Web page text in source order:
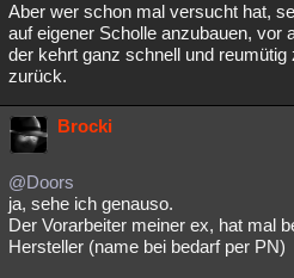
Aber wer schon mal versucht hat,
auf eigener Scholle anzubauen, vor
der kehrt ganz schnell und
zurück.
Brocki
@Doors
ja, sehe ich genauso.
Der Vorarbeiter meiner ex, hat mal
Hersteller (name bei bedarf per PN)